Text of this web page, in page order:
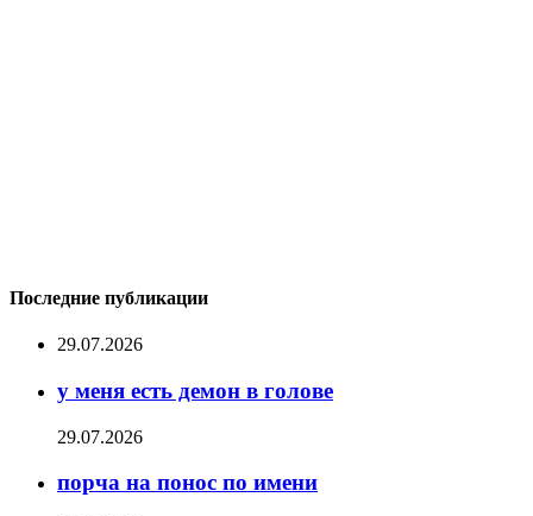
Последние публикации
29.07.2026
у меня есть демон в голове
29.07.2026
порча на понос по имени